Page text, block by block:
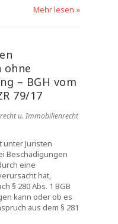
Mehr lesen »
ohne
– BGH vom
79/17
u. Immobilienrecht
unter Juristen
Beschädigungen
eine
hat,
§ 280 Abs. 1 BGB
kann oder ob es
aus dem § 281